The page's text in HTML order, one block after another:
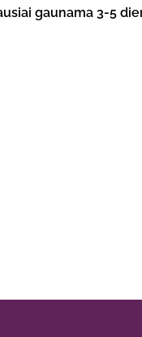
gaunama 3-5